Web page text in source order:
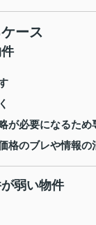
ース
が必要になるため
格のブレや情報の
弱い物件